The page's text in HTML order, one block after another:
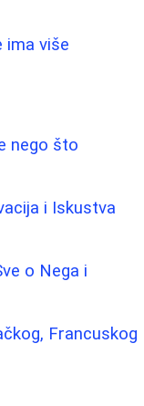
ima više
nego što
i Iskustva
o Nega i
Francuskog